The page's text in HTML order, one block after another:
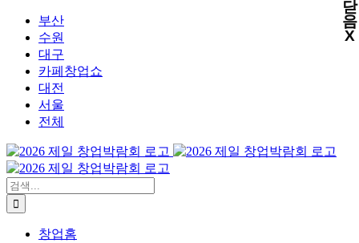
부산
수원
대구
카페창업쇼
대전
서울
전체
검
색:
창업홈
X
X
X
X
닫
음
X